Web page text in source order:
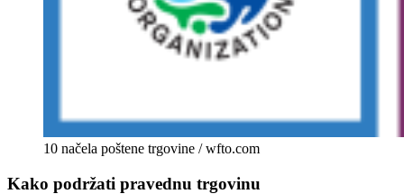
10 načela poštene trgovine / wfto.com
Kako podržati pravednu trgovinu